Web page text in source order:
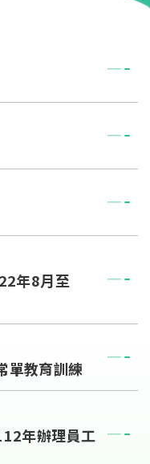
年8月至
單教育訓練
年辦理員工